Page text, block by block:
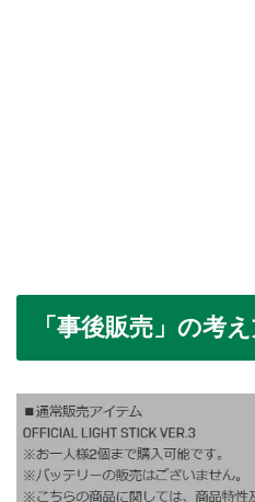
「事後販売」の考